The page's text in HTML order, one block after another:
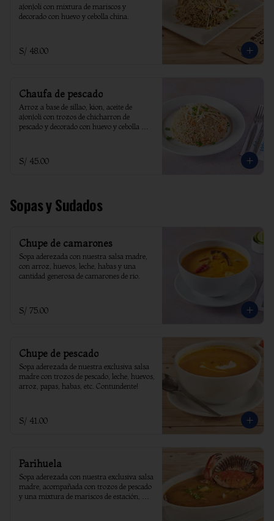
ajonjoli con mixtura de mariscos y
decorado con huevo y cebolla china.
S/ 48.00
Chaufa de pescado
Arroz a base de sillao, kion, aceite de
ajonjoli con trozos de chicharron de
pescado y decorado con huevo y cebolla
S/ 45.00
Sopas y Sudados
Chupe de camarones
Sopa aderezada con nuestra salsa madre,
con arroz, huevos, leche, habas y una
cantidad generosa de camarones de rio.
S/ 75.00
Chupe de pescado
Sopa aderezada de nuestra exclusiva salsa
madre con trozos de pescado, leche, huevos,
arroz, papas, habas, etc. Contundente!
S/ 41.00
Parihuela
Sopa aderezada con nuestra exclusiva salsa
madre, acompañada con trozos de pescado
y una mixtura de mariscos de estación,